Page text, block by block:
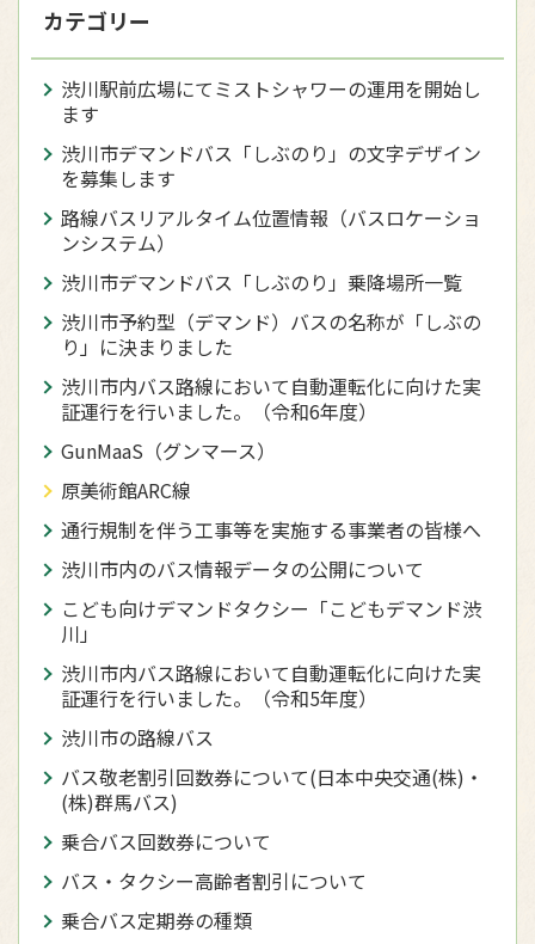
カテゴリー
渋川駅前広場にてミストシャワーの運用を開始し
ます
渋川市デマンドバス「しぶのり」の文字デザイン
を募集します
路線バスリアルタイム位置情報（バスロケーショ
ンシステム）
渋川市デマンドバス「しぶのり」乗降場所一覧
渋川市予約型（デマンド）バスの名称が「しぶの
り」に決まりました
渋川市内バス路線において自動運転化に向けた実
証運行を行いました。（令和6年度）
GunMaaS（グンマース）
原美術館ARC線
通行規制を伴う工事等を実施する事業者の皆様へ
渋川市内のバス情報データの公開について
こども向けデマンドタクシー「こどもデマンド渋
川」
渋川市内バス路線において自動運転化に向けた実
証運行を行いました。（令和5年度）
渋川市の路線バス
バス敬老割引回数券について(日本中央交通(株)・
(株)群馬バス)
乗合バス回数券について
バス・タクシー高齢者割引について
乗合バス定期券の種類